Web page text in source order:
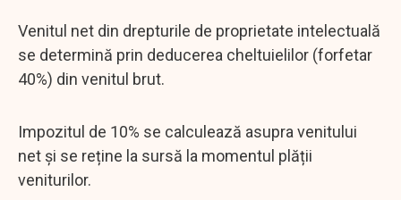
Venitul net din drepturile de proprietate intelectuală
se determină prin deducerea cheltuielilor (forfetar
40%) din venitul brut.
Impozitul de 10% se calculează asupra venitului
net și se reține la sursă la momentul plății
veniturilor.